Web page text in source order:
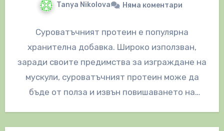
Tanya Nikolova Няма коментари
Суроватъчният протеин е популярна
хранителна добавка. Широко използван,
заради своите предимства за изграждане на
мускули, суроватъчният протеин може да
бъде от полза и извън повишаването на